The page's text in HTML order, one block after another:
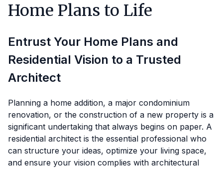
Home Plans to Life
Entrust Your Home Plans and
Residential Vision to a Trusted
Architect
Planning a home addition, a major condominium
renovation, or the construction of a new property is a
significant undertaking that always begins on paper. A
residential architect is the essential professional who
can structure your ideas, optimize your living space,
and ensure your vision complies with architectural